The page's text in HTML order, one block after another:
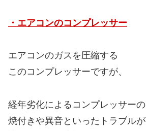
・エアコンのコンプレッサー
エアコンのガスを圧縮する
このコンプレッサーですが、
経年劣化によるコンプレッサーの
焼付きや異音といったトラブルが